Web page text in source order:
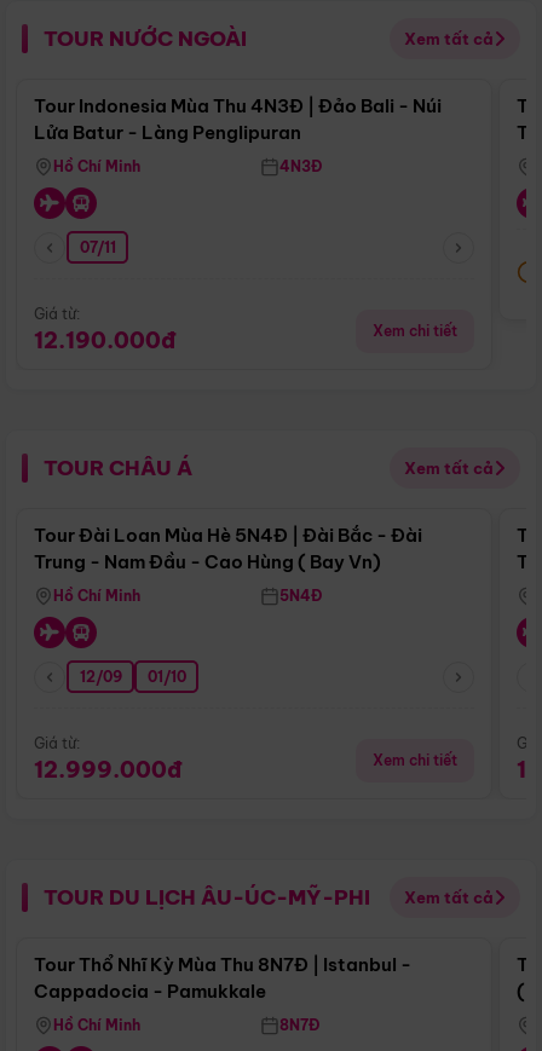
TOUR NƯỚC NGOÀI Xem tất cả
Điểm nổi bật
Tour Indonesia Mùa Thu 4N3Đ | Đảo Bali - Núi
Lửa Batur - Làng Penglipuran
Hồ Chí Minh 4N3Đ
07/11
Giá từ:
12.190.000đ Xem chi tiết
TOUR CHÂU Á Xem tất cả
Điểm nổi bật
Tour Đài Loan Mùa Hè 5N4Đ | Đài Bắc - Đài
Trung - Nam Đầu - Cao Hùng ( Bay Vn)
Hồ Chí Minh 5N4Đ
12/09 01/10
Giá từ:
12.999.000đ Xem chi tiết
TOUR DU LỊCH ÂU-ÚC-MỸ-PHI Xem tất cả
Điểm nổi bật
Tour Thổ Nhĩ Kỳ Mùa Thu 8N7Đ | Istanbul -
Cappadocia - Pamukkale
Hồ Chí Minh 8N7Đ